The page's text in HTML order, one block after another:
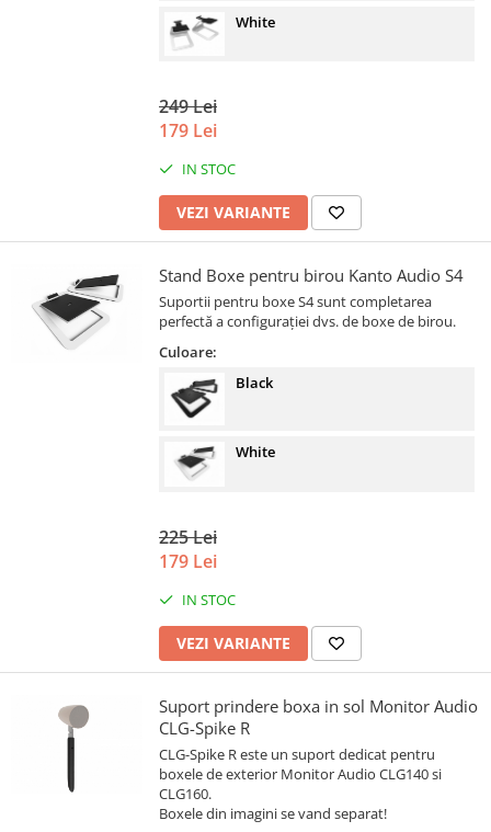
White
249 Lei
179 Lei
IN STOC
VEZI VARIANTE
Stand Boxe pentru birou Kanto Audio S4
Suportii pentru boxe S4 sunt completarea
perfectă a configurației dvs. de boxe de birou.
Culoare:
Black
White
225 Lei
179 Lei
IN STOC
VEZI VARIANTE
Suport prindere boxa in sol Monitor Audio
CLG-Spike R
CLG-Spike R este un suport dedicat pentru
boxele de exterior Monitor Audio CLG140 si
CLG160.
Boxele din imagini se vand separat!